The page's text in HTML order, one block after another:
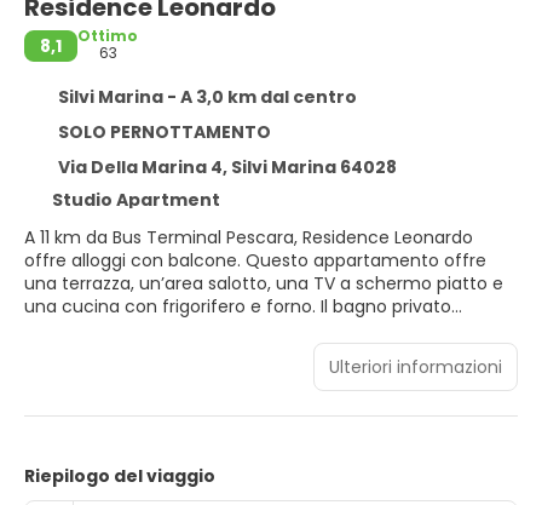
Residence Leonardo
8,1
Ottimo
63
Silvi Marina - A 3,0 km dal centro
SOLO PERNOTTAMENTO
Via Della Marina 4, Silvi Marina 64028
Studio Apartment
A 11 km da Bus Terminal Pescara, Residence Leonardo
offre alloggi con balcone. Questo appartamento offre
una terrazza, un’area salotto, una TV a schermo piatto e
una cucina con frigorifero e forno. Il bagno privato
può fornire asciugamani e biancheria da letto a
Leonardo, potrete praticare il ciclismo nelle vicinanze o
approfittare del giardino. Stazione Centrale di Pescara è a
D'Annunzio si trova a 12 km dalla struttura. Aeroporto di
Pescara si trova a 16 km di distanza.
Ulteriori informazioni
Riepilogo del viaggio